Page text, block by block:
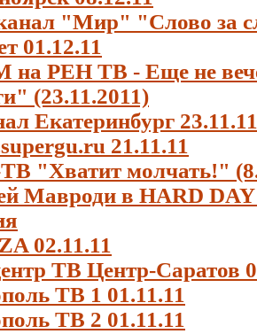
"Мир" "Слово за
01.12.11
РЕН ТВ - Еще не
(23.11.2011)
Екатеринбург 23.11.11
21.11.11
"Хватит молчать!"
Мавроди в HARD
02.11.11
ТВ Центр-Саратов
ТВ 1 01.11.11
ТВ 2 01.11.11